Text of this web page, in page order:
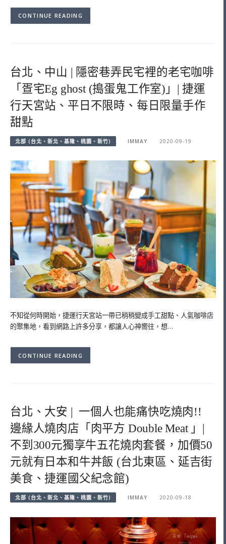
CONTINUE READING
台北、中山 | 隱密巷弄民宅裡的老宅咖啡
「疍宅Eg ghost (搗蛋鬼工作室)」| 捷運
行天宮站、平日不限時、每日限量手作
甜點
北部 (台北、新北、基隆、桃園、新竹) IMMAY 2020-09-19
不知從何時開始，捷運行天宮站一帶已稍稍變成手工甜點、人氣咖啡店
的聚集地，看到網路上許多分享，都讓人心神嚮往，想…
CONTINUE READING
台北、大安 | 一個人也能痛快吃燒肉!!
邊緣人燒肉店「肉平方 Double Meat 」|
不到300元獨享牛五花燒肉套餐，加價50
元就有日本和牛丼飯 (台北東區、延吉街
美食、捷運國父紀念館)
北部 (台北、新北、基隆、桃園、新竹) IMMAY 2020-09-18